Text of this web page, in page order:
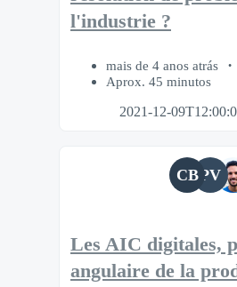
l'industrie ?
mais de 4 anos atrás
Aprox. 45 minutos
2021-12-
CB PV
Les AIC digitales,
angulaire de la